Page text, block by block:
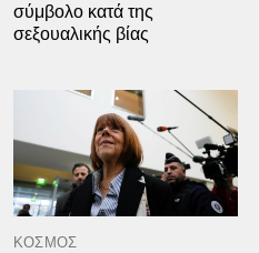
σύμβολο κατά της
σεξουαλικής βίας
ΚΟΣΜΟΣ